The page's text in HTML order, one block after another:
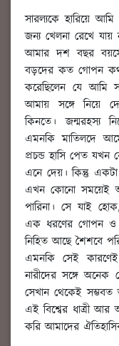
সারল্যকে হারিয়ে আমি
জন্য খেলনা রেখে
আমার দশ বছর
বড়দের কত গোপন
করেছিলেন যে আমি
আমায় সঙ্গে নিয়ে
কিনতে। জন্মরহস্য
এমনকি মাতিলদে
প্রচন্ড হাসি পেত
এনে দেয়। কিন্তু
এখন কোনো সময়েই
পারিনা। সে যাই
এক ধরণের গোপন ও
নিহিত আছে শৈশবে
এমনকি সেই
নারীদের সঙ্গে অনেক
সেখান থেকেই সম্ভবত
এই বিশ্বের ধাত্রী
করি আমাদের